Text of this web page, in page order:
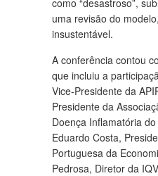
uma revisão do
insustentável.
A conferência contou
que incluiu a
Vice-Presidente da
Presidente da
Doença Inflamatória
Eduardo Costa,
Portuguesa da
Pedrosa, Diretor da